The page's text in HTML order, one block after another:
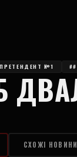
ПРЕТЕНДЕНТ №1
СХОЖІ НОВИНИ